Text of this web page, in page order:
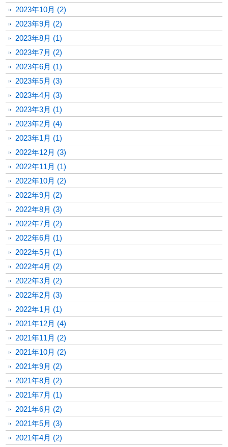
2023年10月 (2)
2023年9月 (2)
2023年8月 (1)
2023年7月 (2)
2023年6月 (1)
2023年5月 (3)
2023年4月 (3)
2023年3月 (1)
2023年2月 (4)
2023年1月 (1)
2022年12月 (3)
2022年11月 (1)
2022年10月 (2)
2022年9月 (2)
2022年8月 (3)
2022年7月 (2)
2022年6月 (1)
2022年5月 (1)
2022年4月 (2)
2022年3月 (2)
2022年2月 (3)
2022年1月 (1)
2021年12月 (4)
2021年11月 (2)
2021年10月 (2)
2021年9月 (2)
2021年8月 (2)
2021年7月 (1)
2021年6月 (2)
2021年5月 (3)
2021年4月 (2)